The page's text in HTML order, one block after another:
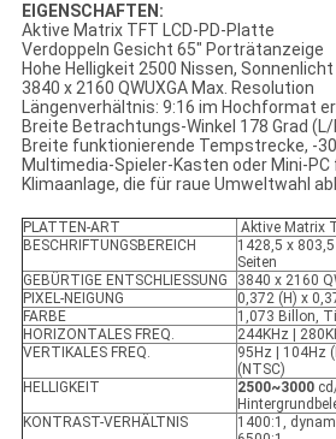
EIGENSCHAFTEN:
Aktive Matrix TFT LCD-PD-Platte
Verdoppeln Gesicht 65" Porträtanzeige
Hohe Helligkeit 2500 Nissen,
3840 x 2160 QWUXGA Max. Resolution
Längenverhältnis: 9:16 im Hochformat
Breite Betrachtungs-Winkel 178 Grad
Breite funktionierende Tempstrecke, -
Multimedia-Spieler-Kasten oder Mini-
Klimaanlage, die für raue Umweltwahl
PLATTEN-ART
Aktive Matrix
BESCHRIFTUNGSBEREICH
1428,5 x
Seiten
GEBÜRTIGE ENTSCHLIESSUNG
3840 x 2160
PIXEL-NEIGUNG
0,372 (H) x
FARBE
1,073 Billon,
HORIZONTALES FREQ.
244KHz |
VERTIKALES FREQ.
95Hz | 104Hz
(NTSC)
HELLIGKEIT
2500~3000
KONTRAST-VERHÄLTNIS
1400:1,